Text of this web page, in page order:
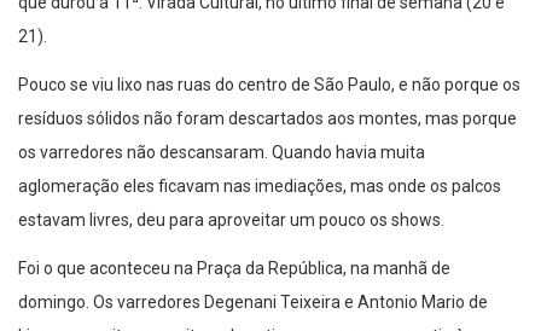
21).
Pouco se viu lixo nas ruas do centro de São Paulo, e não porque os
resíduos sólidos não foram descartados aos montes, mas porque
os varredores não descansaram. Quando havia muita
aglomeração eles ficavam nas imediações, mas onde os palcos
estavam livres, deu para aproveitar um pouco os shows.
Foi o que aconteceu na Praça da República, na manhã de
domingo. Os varredores Degenani Teixeira e Antonio Mario de